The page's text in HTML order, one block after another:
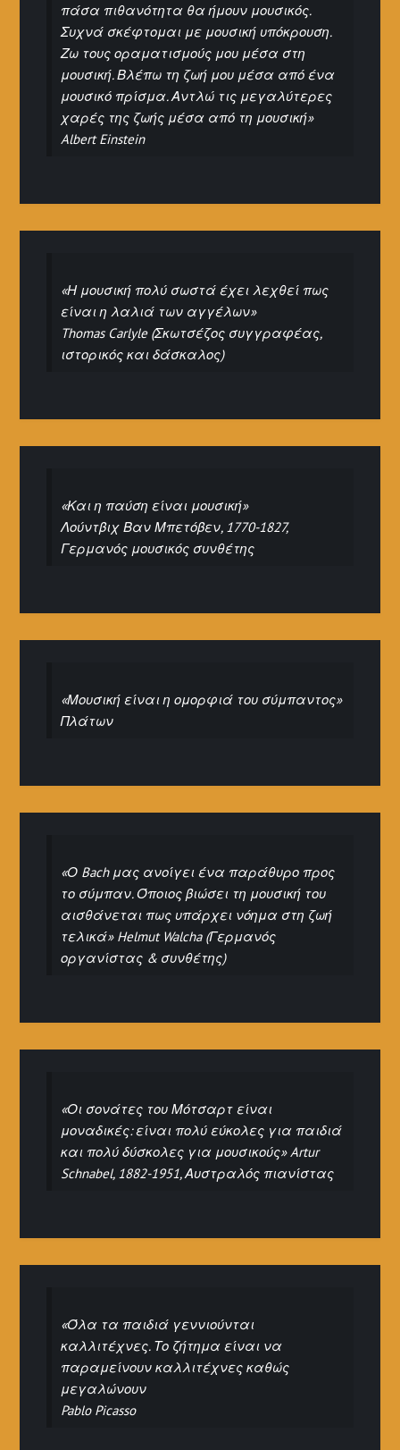
πάσα πιθανότητα θα ήμουν μουσικός.
Συχνά σκέφτομαι με μουσική υπόκρουση.
Ζω τους οραματισμούς μου μέσα στη
μουσική. Βλέπω τη ζωή μου μέσα από ένα
μουσικό πρίσμα. Αντλώ τις μεγαλύτερες
χαρές της ζωής μέσα από τη μουσική»
Albert Einstein
«Η μουσική πολύ σωστά έχει λεχθεί πως
είναι η λαλιά των αγγέλων»
Thomas Carlyle (Σκωτσέζος συγγραφέας,
ιστορικός και δάσκαλος)
«Και η παύση είναι μουσική»
Λούντβιχ Βαν Μπετόβεν, 1770-1827,
Γερμανός μουσικός συνθέτης
«Μουσική είναι η ομορφιά του σύμπαντος»
Πλάτων
«Ο Bach μας ανοίγει ένα παράθυρο προς
το σύμπαν. Όποιος βιώσει τη μουσική του
αισθάνεται πως υπάρχει νόημα στη ζωή
τελικά» Helmut Walcha (Γερμανός
οργανίστας & συνθέτης)
«Οι σονάτες του Μότσαρτ είναι
μοναδικές: είναι πολύ εύκολες για παιδιά
και πολύ δύσκολες για μουσικούς» Artur
Schnabel, 1882-1951, Αυστραλός πιανίστας
«Όλα τα παιδιά γεννιούνται
καλλιτέχνες. Το ζήτημα είναι να
παραμείνουν καλλιτέχνες καθώς
μεγαλώνουν
Pablo Picasso